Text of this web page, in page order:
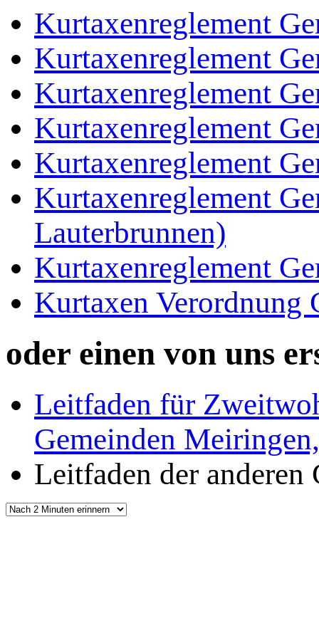
Kurtaxenreglement
Kurtaxenreglement
Kurtaxenreglement
Kurtaxenreglement
Kurtaxenreglement
Kurtaxenreglement
Lauterbrunnen)
Kurtaxenreglement
Kurtaxen Verordnung
oder einen von uns
Leitfaden für
Gemeinden
Leitfaden der